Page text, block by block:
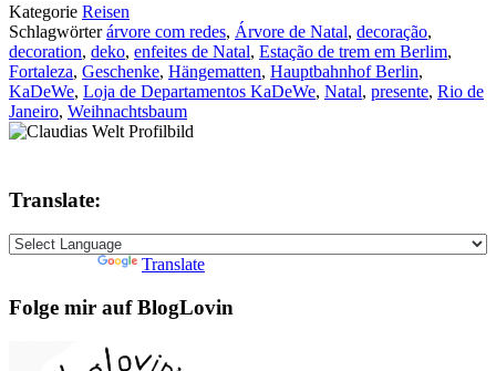
Kategorie Reisen
Schlagwörterárvore com redes, Árvore de Natal, decoração,
decoration, deko, enfeites de Natal, Estação de trem em Berlim,
Fortaleza, Geschenke, Hängematten, Hauptbahnhof Berlin,
KaDeWe, Loja de Departamentos KaDeWe, Natal, presente, Rio de
Janeiro, Weihnachtsbaum
Translate:
Translate
Folge mir auf BlogLovin